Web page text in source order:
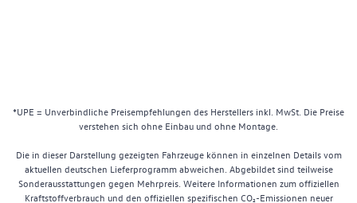
*UPE = Unverbindliche Preisempfehlungen des Herstellers inkl. MwSt. Die Preise
verstehen sich ohne Einbau und ohne Montage.
Die in dieser Darstellung gezeigten Fahrzeuge können in einzelnen Details vom
aktuellen deutschen Lieferprogramm abweichen. Abgebildet sind teilweise
Sonderausstattungen gegen Mehrpreis. Weitere Informationen zum offiziellen
Kraftstoffverbrauch und den offiziellen spezifischen CO₂-Emissionen neuer